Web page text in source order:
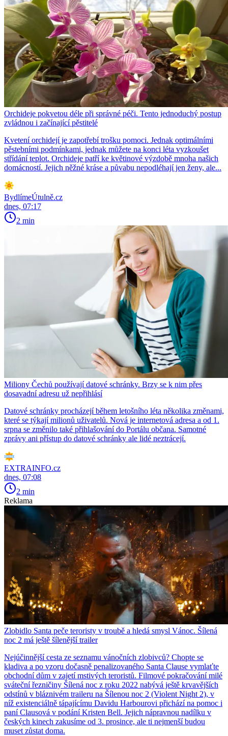
Orchideje pokvetou déle při správné péči. Tento jednoduchý postup
zvládnou i začínající pěstitelé
Kvetení orchidejí je zapotřebí trošku pomoci. Jednak optimálními
pěstebními podmínkami, jednak můžete na konci léta vyzkoušet
střídání teplot. Orchideje patří ke květinové výzdobě mnoha našich
domácností. Jejich něžné kráse a půvabu nepodléhají jen ženy, ale...
BydlímeÚtulně.cz
dnes, 07:17
2 min
Miliony Čechů používají datové schránky. Brzy se k nim přes
dosavadní adresu už nepřihlásí
Datové schránky procházejí během letošního léta několika změnami,
které se týkají milionů uživatelů. Nová je internetová adresa a od 1.
srpna se změnilo také přihlašování do Portálu občana. Samotné
zprávy ani přístup do datové schránky ale lidé neztrácejí.
EXTRAINFO.cz
dnes, 07:08
2 min
Reklama
Zlobidlo Santa peče teroristy v troubě a hledá smysl Vánoc. Šílená
noc 2 má ještě šílenější trailer
Nejúčinnější cesta ze seznamu vánočních zlobivců? Chopte se
kladiva a po vzoru dočasně penalizovaného Santa Clause vymlaťte
obchodní dům v zajetí mstivých teroristů. Filmové pokračování milé
sváteční řezničiny Šílená noc z roku 2022 nabývá ještě krvavějších
odstínů v bláznivém traileru na Šílenou noc 2 (Violent Night 2), v
níž existenciálně tápajícímu Davidu Harbourovi přichází na pomoc i
paní Clausová v podání Kristen Bell. Jejich nápravnou nadílku v
českých kinech zakusíme od 3. prosince, ale ti nejmenší budou
muset zůstat doma.